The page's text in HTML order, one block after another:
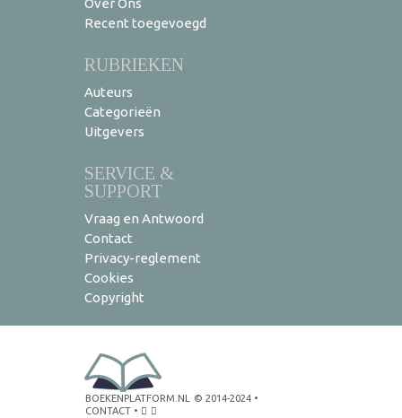
Recent toegevoegd
RUBRIEKEN
Auteurs
Categorieën
Uitgevers
SERVICE &
SUPPORT
Vraag en Antwoord
Contact
Privacy-reglement
Cookies
Copyright
BOEKENPLATFORM.NL © 2014-2024 •
CONTACT •